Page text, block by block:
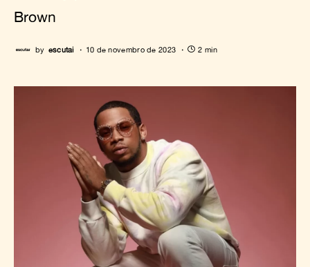
Brown
by escutai 10 de novembro de 2023 2 min